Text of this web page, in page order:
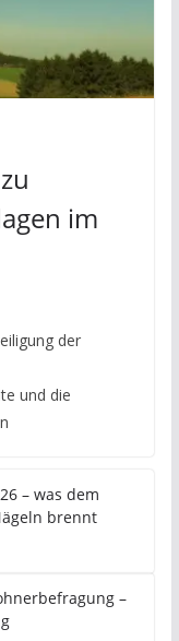
im
der
und die
– was dem
brennt
–